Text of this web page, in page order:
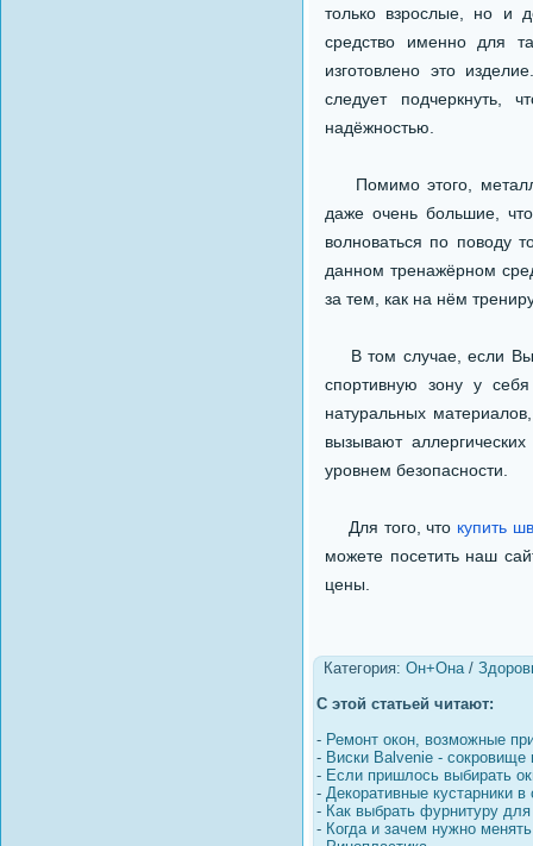
только взрослые, но и
средство именно для
изготовлено это
следует подчеркнуть,
надёжностью.
Помимо этого,
даже очень большие,
волноваться по поводу
данном тренажёрном
за тем, как на нём
В том случае, если Вы
спортивную зону у
натуральных
вызывают
уровнем безопасности.
Для того, что купить
можете посетить наш
цены.
Категория: Он+Она/
С этой статьей читают:
- Ремонт окон, возможные
- Виски Balvenie - сокровище
- Если пришлось выбирать
- Декоративные кустарники в
- Как выбрать фурнитуру
- Когда и зачем нужно